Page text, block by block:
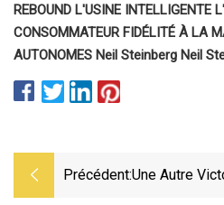
REBOUND L'USINE INTELLIGENTE
CONSOMMATEUR FIDÉLITÉ À LA
AUTONOMES Neil Steinberg Neil
Précédent:Une Autre